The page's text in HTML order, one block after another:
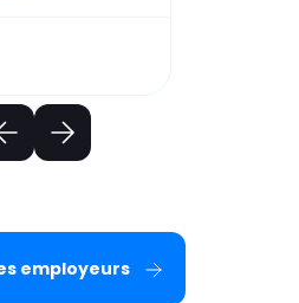
employeurs